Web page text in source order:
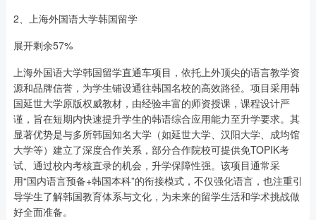
2、上海外国语大学韩国留学
展开剩余57%
上海外国语大学韩国留学直通车项目，依托上外顶尖的语言教学资
源和品牌信誉，为学生铺设通往韩国名校的高效路径。项目采用韩
国延世大学原版权威教材，由经验丰富的师资授课，课程设计严
谨，旨在短期内快速提升学生的韩语综合应用能力至升学要求。其
显著优势是与多所韩国知名大学（如延世大学、汉阳大学、成均馆
大学等）建立了深度合作关系，部分合作院校可提供免TOPIK考
试、通过校内考核直录的机会，升学保障性强。该项目通常采
用“国内语言预备+韩国本科”的衔接模式，不仅强化语言，也注重引
导学生了解韩国教育体系与文化，为未来的留学生活和学术挑战做
好全面准备。